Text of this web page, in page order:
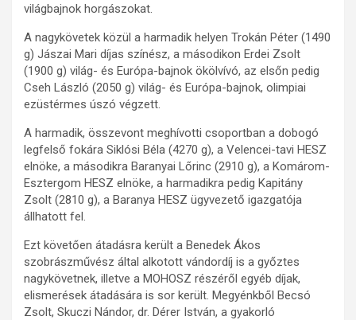
világbajnok horgászokat.
A nagykövetek közül a harmadik helyen Trokán Péter (1490
g) Jászai Mari díjas színész, a másodikon Erdei Zsolt
(1900 g) világ- és Európa-bajnok ökölvívó, az elsőn pedig
Cseh László (2050 g) világ- és Európa-bajnok, olimpiai
ezüstérmes úszó végzett.
A harmadik, összevont meghívotti csoportban a dobogó
legfelső fokára Siklósi Béla (4270 g), a Velencei-tavi HESZ
elnöke, a másodikra Baranyai Lőrinc (2910 g), a Komárom-
Esztergom HESZ elnöke, a harmadikra pedig Kapitány
Zsolt (2810 g), a Baranya HESZ ügyvezető igazgatója
állhatott fel.
Ezt követően átadásra került a Benedek Ákos
szobrászművész által alkotott vándordíj is a győztes
nagykövetnek, illetve a MOHOSZ részéről egyéb díjak,
elismerések átadására is sor került. Megyénkből Becsó
Zsolt, Skuczi Nándor, dr. Dérer István, a gyakorló